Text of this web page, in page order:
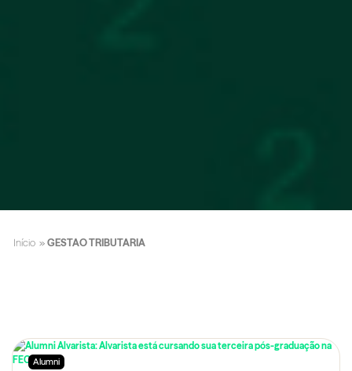
Início » GESTAO TRIBUTARIA
Alumni